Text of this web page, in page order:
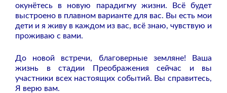
окунётесь в новую парадигму жизни. Всё будет
выстроено в плавном варианте для вас. Вы есть мои
дети и я живу в каждом из вас, всё знаю, чувствую и
проживаю с вами.
До новой встречи, благоверные земляне! Ваша
жизнь в стадии Преображения сейчас и вы
участники всех настоящих событий. Вы справитесь,
Я верю вам.